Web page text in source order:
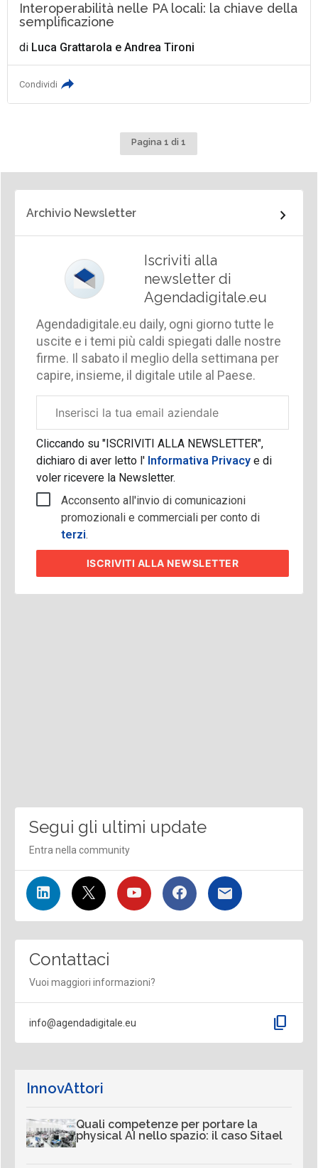
Interoperabilità nelle PA locali: la chiave della
semplificazione
di Luca Grattarola eAndrea Tironi
Condividi
Pagina 1 di 1
Archivio Newsletter
Iscriviti alla
newsletter di
Agendadigitale.eu
Agendadigitale.eu daily, ogni giorno tutte le
uscite e i temi più caldi spiegati dalle nostre
firme. Il sabato il meglio della settimana per
capire, insieme, il digitale utile al Paese.
aziendale
Cliccando su "ISCRIVITI ALLA NEWSLETTER",
dichiaro di aver letto l'Informativa Privacy e di
voler ricevere la Newsletter.
Acconsento all'invio di comunicazioni
promozionali e commerciali per conto di
terzi.
ISCRIVITI ALLA NEWSLETTER
Segui gli ultimi update
Entra nella community
Contattaci
Vuoi maggiori informazioni?
info@agendadigitale.eu content_copy
InnovAttori
Quali competenze per portare la
physical AI nello spazio: il caso Sitael